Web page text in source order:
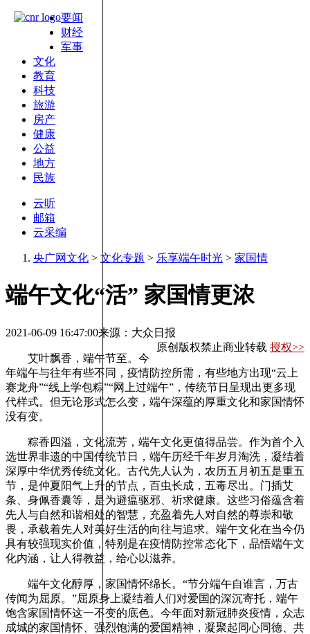
要闻
财经
军事
文化
教育
科技
旅游
房产
健康
公益
地方
民族
云听
邮箱
云采编
央广网文化 > 文化专题 > 乐享端午时光 > 家国情
端午文化“活” 家国情更浓
2021-06-09 16:47:00来源：大众日报
原创版权禁止商业转载 授权>>
艾叶飘香，端午节至。今
年端午与往年有些不同，疫情防控所需，有些地方出现“云上
赛龙舟”“线上学包粽”“网上过端午”，传统节日呈现出更多现
代样式。但无论形式怎么变，端午深蕴的厚重文化和家国情怀
没有变。
粽香四溢，文化流芳，端午文化更值得品尝。作为首个入
选世界非遗的中国传统节日，端午历经千年岁月淘洗，凝结着
深厚中华优秀传统文化。古代先人认为，农历五月初五是重五
节，是仲夏阳气上升的节点，百虫长成，五毒尽出。门插艾
条、身佩香囊等，是为避瘟驱邪、祈求健康。这些习俗蕴含着
先人与自然和谐相处的智慧，充盈着先人对自然的尊崇和敬
畏，承载着先人对美好生活的向往与追求。端午文化在当今仍
具有较强现实价值，特别是在疫情防控常态化下，品悟端午文
化内涵，让人得教益，给心以滋养。
端午文化醇厚，家国情怀绵长。“节分端午自谁言，万古
传闻为屈原。”屈原身上凝结着人们对爱国的深沉寄托，端午
饱含家国情怀这一不变的底色。今年面对新冠肺炎疫情，众志
成城的家国情怀、强烈饱满的爱国精神，凝聚起同心同德、共